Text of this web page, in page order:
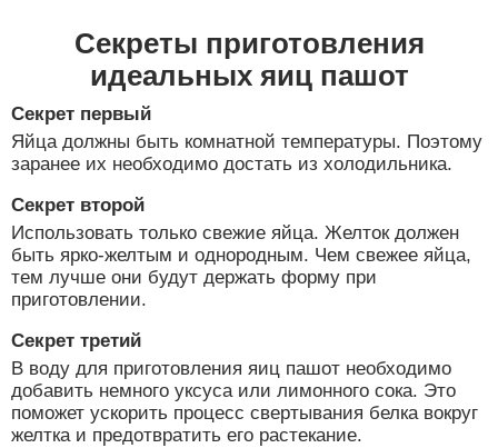
Секреты приготовления
идеальных яиц пашот
Секрет первый
Яйца должны быть комнатной температуры. Поэтому
заранее их необходимо достать из холодильника.
Секрет второй
Использовать только свежие яйца. Желток должен
быть ярко-желтым и однородным. Чем свежее яйца,
тем лучше они будут держать форму при
приготовлении.
Секрет третий
В воду для приготовления яиц пашот необходимо
добавить немного уксуса или лимонного сока. Это
поможет ускорить процесс свертывания белка вокруг
желтка и предотвратить его растекание.